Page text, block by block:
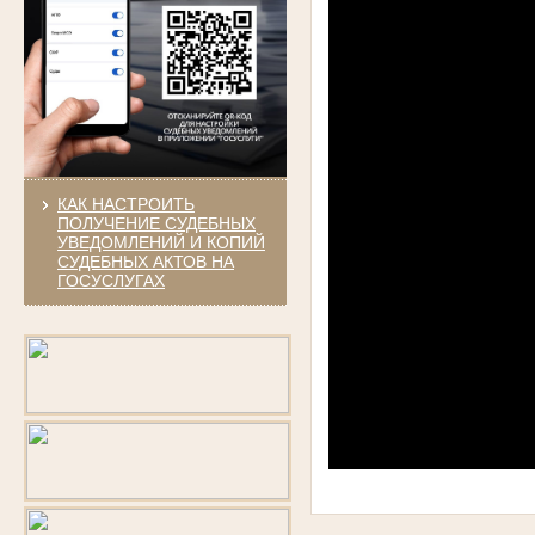
КАК НАСТРОИТЬ
ПОЛУЧЕНИЕ СУДЕБНЫХ
УВЕДОМЛЕНИЙ И КОПИЙ
СУДЕБНЫХ АКТОВ НА
ГОСУСЛУГАХ